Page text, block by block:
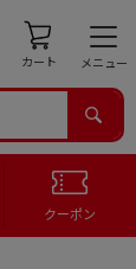
カート メニュー
クーポン